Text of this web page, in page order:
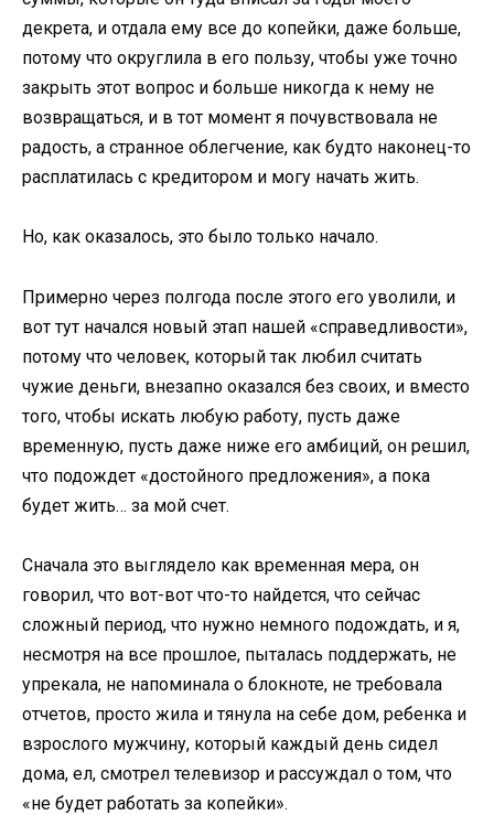
декрета, и отдала ему все до копейки, даже больше,
потому что округлила в его пользу, чтобы уже точно
закрыть этот вопрос и больше никогда к нему не
возвращаться, и в тот момент я почувствовала не
радость, а странное облегчение, как будто наконец-то
расплатилась с кредитором и могу начать жить.
Но, как оказалось, это было только начало.
Примерно через полгода после этого его уволили, и
вот тут начался новый этап нашей «справедливости»,
потому что человек, который так любил считать
чужие деньги, внезапно оказался без своих, и вместо
того, чтобы искать любую работу, пусть даже
временную, пусть даже ниже его амбиций, он решил,
что подождет «достойного предложения», а пока
будет жить… за мой счет.
Сначала это выглядело как временная мера, он
говорил, что вот-вот что-то найдется, что сейчас
сложный период, что нужно немного подождать, и я,
несмотря на все прошлое, пыталась поддержать, не
упрекала, не напоминала о блокноте, не требовала
отчетов, просто жила и тянула на себе дом, ребенка и
взрослого мужчину, который каждый день сидел
дома, ел, смотрел телевизор и рассуждал о том, что
«не будет работать за копейки».